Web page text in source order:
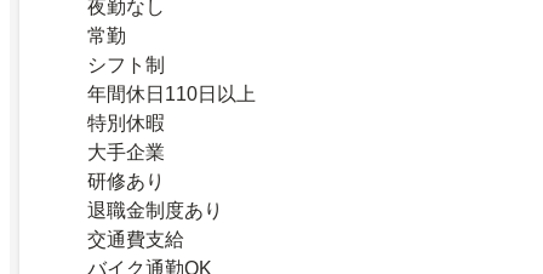
夜勤なし
常勤
シフト制
年間休日110日以上
特別休暇
大手企業
研修あり
退職金制度あり
交通費支給
バイク通勤OK